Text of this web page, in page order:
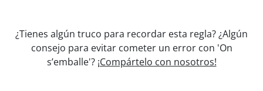
¿Tienes algún truco para recordar esta regla? ¿Algún
consejo para evitar cometer un error con 'On
s’emballe'? ¡Compártelo con nosotros!